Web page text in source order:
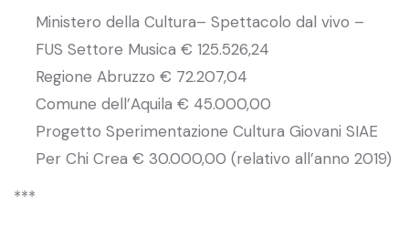
Ministero della Cultura– Spettacolo dal vivo –
FUS Settore Musica € 125.526,24
Regione Abruzzo € 72.207,04
Comune dell’Aquila € 45.000,00
Progetto Sperimentazione Cultura Giovani SIAE
Per Chi Crea € 30.000,00 (relativo all’anno 2019)
***